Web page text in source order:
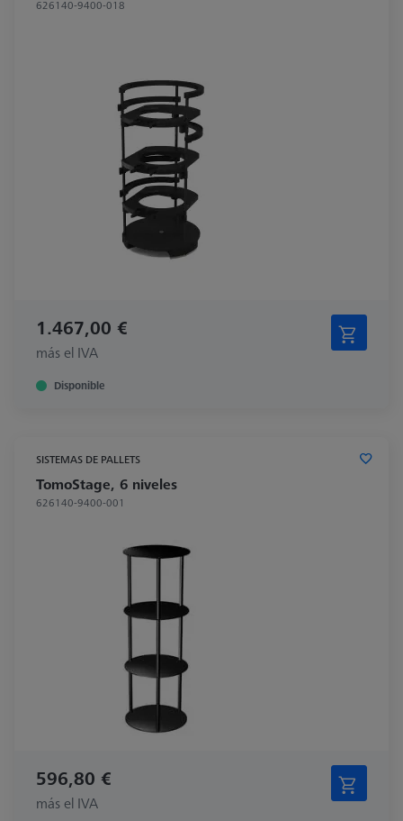
626140-9400-018
1.467,00 €
más el IVA
Disponible
SISTEMAS DE PALLETS
TomoStage, 6 niveles
626140-9400-001
596,80 €
más el IVA